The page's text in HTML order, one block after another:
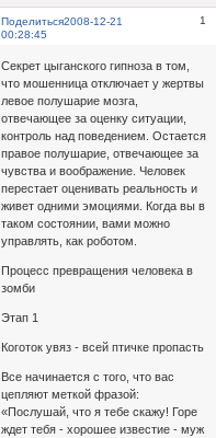
Поделиться 1
2008-12-21
00:28:45
Секрет цыганского гипноза в том,
что мошенница отключает у жертвы
левое полушарие мозга,
отвечающее за оценку ситуации,
контроль над поведением. Остается
правое полушарие, отвечающее за
чувства и воображение. Человек
перестает оценивать реальность и
живет одними эмоциями. Когда вы в
таком состоянии, вами можно
управлять, как роботом.
Процесс превращения человека в
зомби
Этап 1
Коготок увяз - всей птичке пропасть
Все начинается с того, что вас
цепляют меткой фразой:
«Послушай, что я тебе скажу! Горе
ждет тебя - хорошее известие - муж